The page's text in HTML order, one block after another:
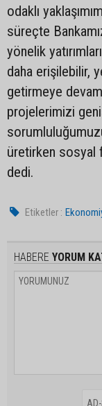
odaklı
süreçte
yönelik
daha erişilebilir,
getirmeye
projelerimizi
üretirken sosyal
dedi.
Etiketler :
HABERE YORUM